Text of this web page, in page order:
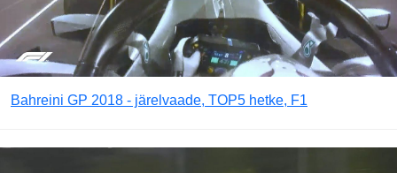
Bahreini GP 2018 - järelvaade, TOP5 hetke, F1